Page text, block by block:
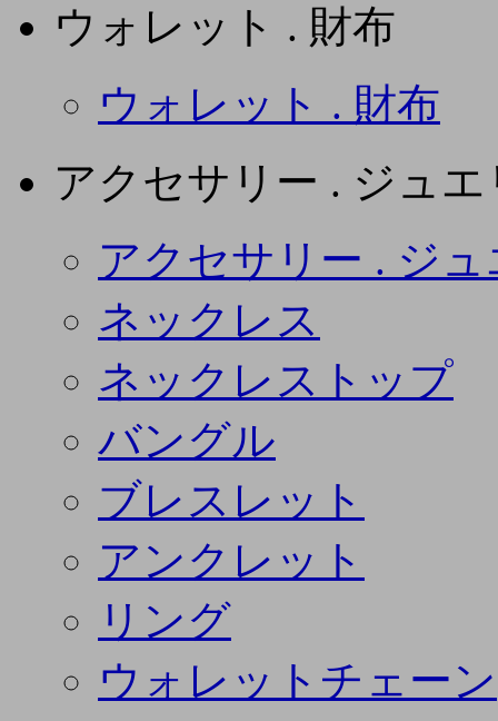
ウォレット . 財布
ウォレット . 財布
アクセサリー . ジュエ
アクセサリー . ジ
ネックレス
ネックレストップ
バングル
ブレスレット
アンクレット
リング
ウォレットチェーン